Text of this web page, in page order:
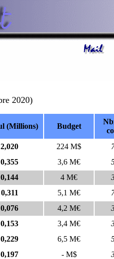
2020)
(Millions) Budget
2,020 224 M$
0,355 3,6 M€
0,144 4 M€
0,311 5,1 M€
0,076 4,2 M€
0,153 3,4 M€
0,229 6,5 M€
0,197 - M$